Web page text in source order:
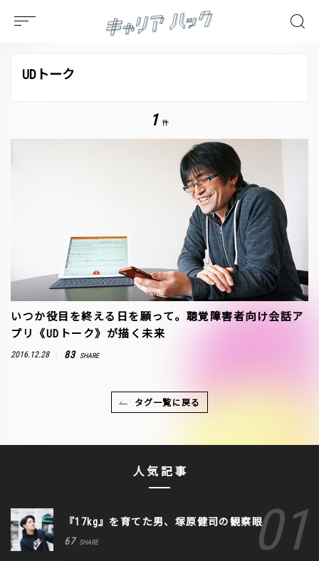
UDトーク
1 件
いつか役目を終える日を願って。聴覚障害者向け会話ア
プリ《UDトーク》が描く未来
2016.12.28 83 SHARE
タグ一覧に戻る
人気記事
『17kg』を育てた男、塚原健司の観察眼
67 SHARE